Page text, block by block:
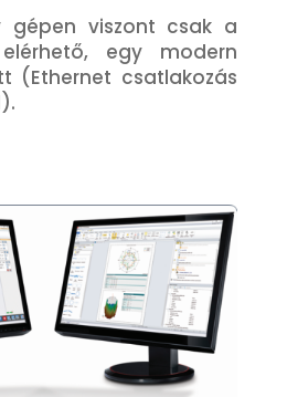
gépen viszont csak a
egy modern
(Ethernet csatlakozás